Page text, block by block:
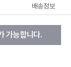
배송정보
가능합니다.